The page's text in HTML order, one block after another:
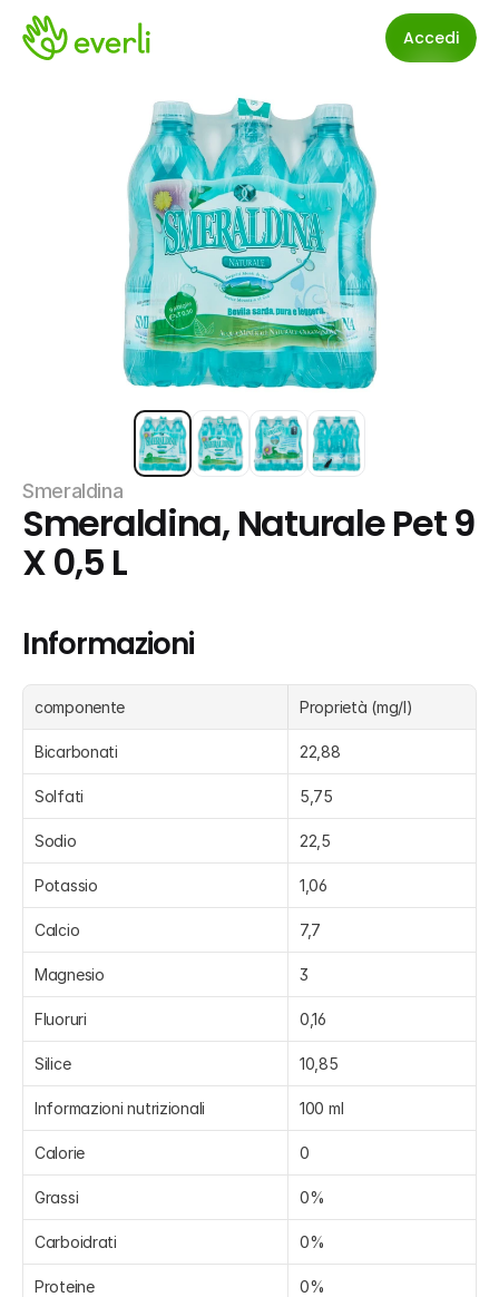
Accedi
Smeraldina
Smeraldina, Naturale Pet 9
X 0,5 L
Informazioni
componente Proprietà (mg/l)
Bicarbonati 22,88
Solfati 5,75
Sodio 22,5
Potassio 1,06
Calcio 7,7
Magnesio 3
Fluoruri 0,16
Silice 10,85
Informazioni nutrizionali 100 ml
Calorie 0
Grassi 0%
Carboidrati 0%
Proteine 0%